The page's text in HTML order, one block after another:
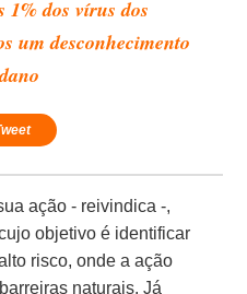
1% dos vírus dos
um desconhecimento
ação - reivindica -,
objetivo é identificar
risco, onde a ação
naturais. Já